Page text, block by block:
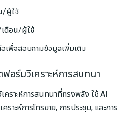
/ผู้ใช้
ดือน/ผู้ใช้
เพื่อสอบถามข้อมูลเพิ่มเติม
อร์มวิเคราะห์การสนทนา
คราะห์การสนทนาที่ทรงพลัง ใช้ AI
าะห์การโทรขาย, การประชุม, และการ